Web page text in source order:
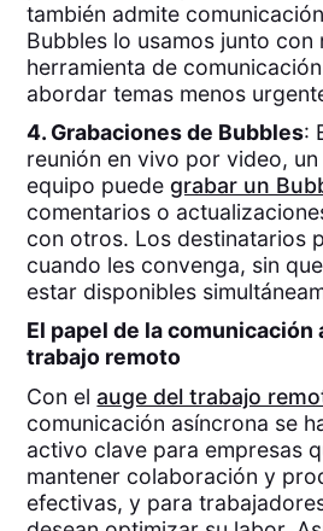
también admite
Bubbles lo usamos junto con
herramienta de
abordar temas menos
4. Grabaciones de Bubbles:
reunión en vivo por video,
equipo puedegrabar un
comentarios o
con otros. Los destinatarios
cuando les convenga, sin
estar disponibles
El papel de la comunicación
trabajo remoto
Con elauge del trabajo
comunicación asíncrona se
activo clave para empresas
mantener colaboración y
efectivas, y para